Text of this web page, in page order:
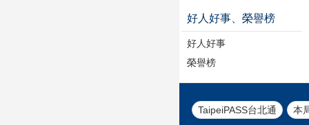
好人好事、榮譽榜
好人好事
榮譽榜
TaipeiPASS台北通 本